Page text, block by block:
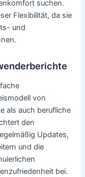
suchen.
Flexibilität, da sie
und
von
als auch berufliche
den
Updates,
und die
bei.